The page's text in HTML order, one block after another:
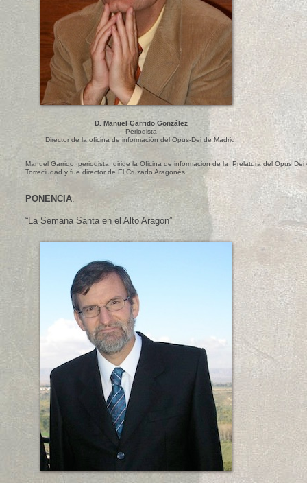
D. Manuel Garrido González
Periodista
Director de la oficina de información del Opus-Dei de Madrid.
Manuel Garrido, periodista, dirige la Oficina de información de la Prelatura del Opus
Torreciudad y fue director de El Cruzado Aragonés
PONENCIA.
“La Semana Santa en el Alto Aragón”